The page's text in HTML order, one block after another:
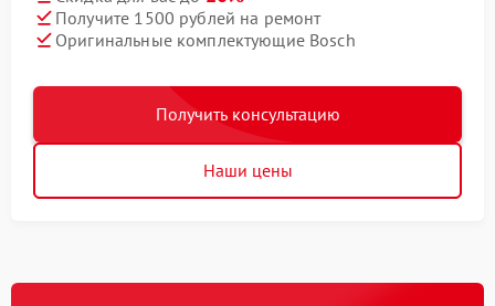
Получите 1500 рублей на ремонт
Оригинальные комплектующие Bosch
Получить консультацию
Наши цены